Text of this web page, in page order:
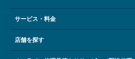
サービス・料金
店舗を探す